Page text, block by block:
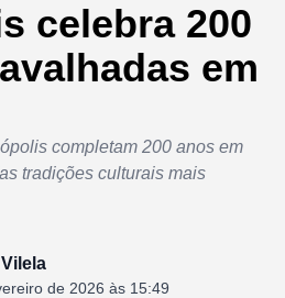
celebra 200
em
completam 200 anos em
tradições culturais mais
de 2026 às 15:49